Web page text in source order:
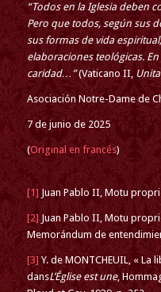
“Todos en la Iglesia deben
Pero que todos, según sus
sus formas de vida
elaboraciones teológicas.
caridad…”(Vaticano II,
Asociación Notre-Dame de
7 de junio de 2025
(Original en francés)
[1] Juan Pablo II, Motu
[2] Juan Pablo II, Motu
Memorándum de
[3] Y. de MONTCHEUIL, « La
dansL’Église est une,